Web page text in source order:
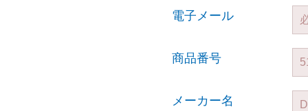
電子メール
商品番号
メーカー名